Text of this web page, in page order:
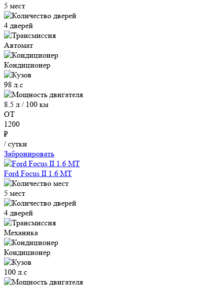
5 мест
4 дверей
Автомат
Кондиционер
98 л.с
8.5 л / 100 км
ОТ
1200
₽
/ сутки
Забронировать
Ford Focus II 1.6 MT
5 мест
4 дверей
Механика
Кондиционер
100 л.с